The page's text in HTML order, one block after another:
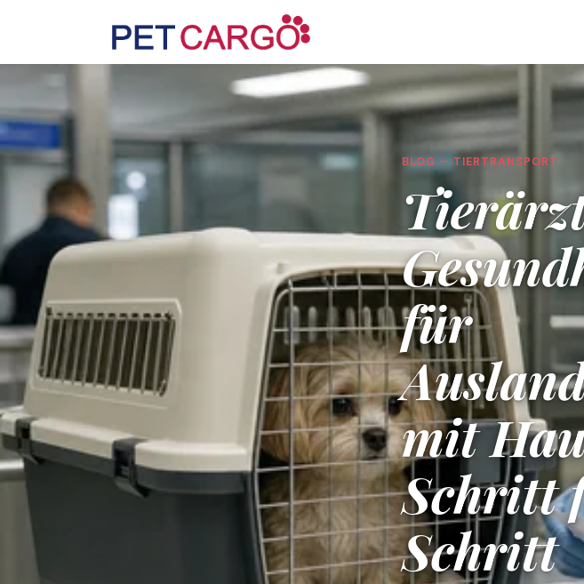
BLOG — TIERTRANSPORT
für
mit
Schritt
Schritt